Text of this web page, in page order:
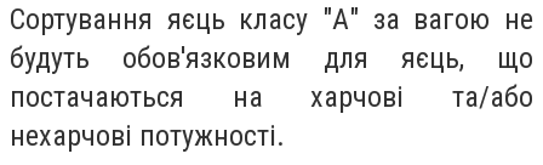
Сортування яєць класу "А" за вагою не
будуть обов'язковим для яєць, що
постачаються на харчові та/або
нехарчові потужності.